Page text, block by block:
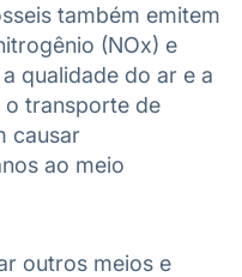
também emitem
(NOx) e
qualidade do ar e a
o transporte de
causar
ao meio
outros meios e